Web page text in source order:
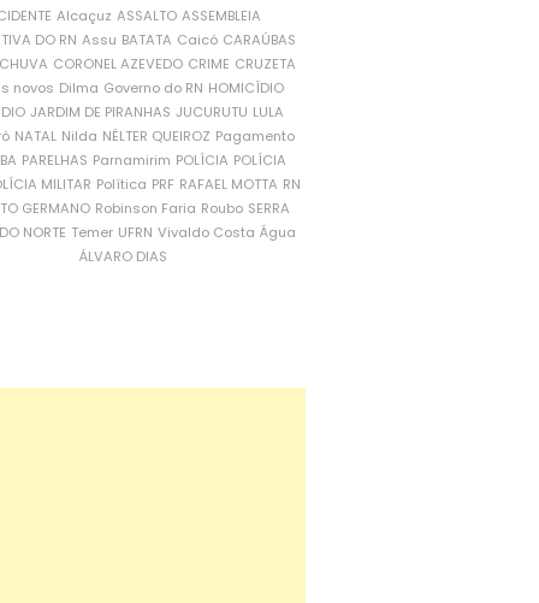
Alcaçuz ASSALTO ASSEMBLEIA
DO RN Assu BATATA Caicó CARAÚBAS
CORONEL AZEVEDO CRIME CRUZETA
novos Dilma Governo do RN HOMICÍDIO
JARDIM DE PIRANHAS JUCURUTU LULA
NATAL Nilda NÉLTER QUEIROZ Pagamento
PARELHAS Parnamirim POLÍCIA POLÍCIA
MILITAR Política PRF RAFAEL MOTTA RN
GERMANO Robinson Faria Roubo SERRA
NORTE Temer UFRN Vivaldo Costa Água
ÁLVARO DIAS